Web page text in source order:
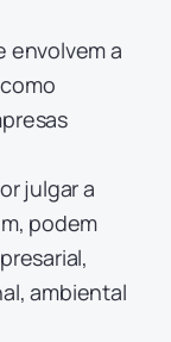
envolvem a
julgar a
podem
ambiental